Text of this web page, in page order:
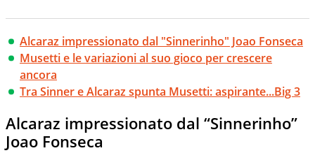
Alcaraz impressionato dal "Sinnerinho" Joao Fonseca
Musetti e le variazioni al suo gioco per crescere
ancora
Tra Sinner e Alcaraz spunta Musetti: aspirante...Big 3
Alcaraz impressionato dal “Sinnerinho”
Joao Fonseca